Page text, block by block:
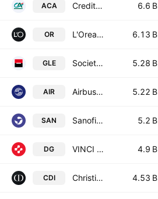
ACA Credit Agricole SA 6.6 B
OR L'Oreal S.A. 6.13 B
GLE Societe Generale SA Class A 5.28 B
AIR Airbus SE 5.22 B
SAN Sanofi SA 5.2 B
DG VINCI SA 4.9 B
CDI Christian Dior SE 4.53 B